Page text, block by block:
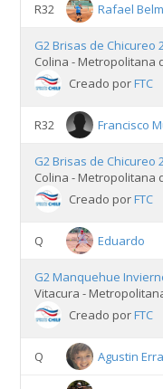
R32 Rafael
G2 Brisas de Chicureo
Colina - Metropolitana
Creado porFTC
R32 Francisco
G2 Brisas de Chicureo
Colina - Metropolitana
Creado porFTC
Q Eduardo
G2 Manquehue
Vitacura -
Creado porFTC
Q Agustin